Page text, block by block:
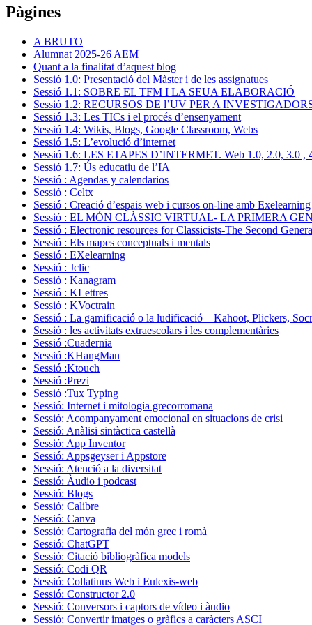
Pàgines
A BRUTO
Alumnat 2025-26 AEM
Quant a la finalitat d’aquest blog
Sessió 1.0: Presentació del Màster i de les assignatues
Sessió 1.1: SOBRE EL TFM I LA SEUA ELABORACIÓ
Sessió 1.2: RECURSOS DE l’UV PER A
Sessió 1.3: Les TICs i el procés d’ensenyament
Sessió 1.4: Wikis, Blogs, Google Classroom, Webs
Sessió 1.5: L’evolució d’internet
Sessió 1.6: LES ETAPES D’INTERMET. Web 1.0, 2.0, 3.0 ,
Sessió 1.7: Ús educatiu de l’IA
Sessió : Agendas y calendarios
Sessió : Celtx
Sessió : Creació d’espais web i cursos on-line amb Exelearning
Sessió : EL MÓN CLÀSSIC VIRTUAL- LA PRIMERA
Sessió : Electronic resources for Classicists-The Second
Sessió : Els mapes conceptuals i mentals
Sessió : EXelearning
Sessió : Jclic
Sessió : Kanagram
Sessió : KLettres
Sessió : KVoctrain
Sessió : La gamificació o la ludificació – Kahoot, Plickers,
Sessió : les activitats extraescolars i les complementàries
Sessió :Cuadernia
Sessió :KHangMan
Sessió :Ktouch
Sessió :Prezi
Sessió :Tux Typing
Sessió: Internet i mitologia grecorromana
Sessió: Acompanyament emocional en situacions de crisi
Sessió: Anàlisi sintàctica castellà
Sessió: App Inventor
Sessió: Appsgeyser i Appstore
Sessió: Atenció a la diversitat
Sessió: Àudio i podcast
Sessió: Blogs
Sessió: Calibre
Sessió: Canva
Sessió: Cartografia del món grec i romà
Sessió: ChatGPT
Sessió: Citació bibliogràfica models
Sessió: Codi QR
Sessió: Collatinus Web i Eulexis-web
Sessió: Constructor 2.0
Sessió: Conversors i captors de vídeo i àudio
Sessió: Convertir imatges o gràfics a caràcters ASCI